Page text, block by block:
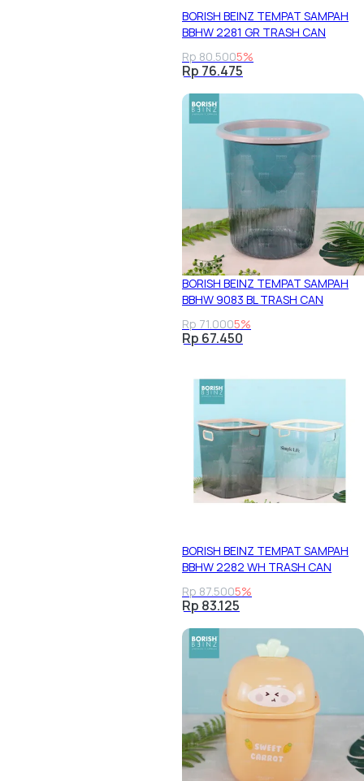
BORISH BEINZ TEMPAT SAMPAH
BBHW 2281 GR TRASH CAN
Rp 80.5005%
Rp 76.475
BORISH BEINZ TEMPAT SAMPAH
BBHW 9083 BL TRASH CAN
Rp 71.0005%
Rp 67.450
BORISH BEINZ TEMPAT SAMPAH
BBHW 2282 WH TRASH CAN
Rp 87.5005%
Rp 83.125